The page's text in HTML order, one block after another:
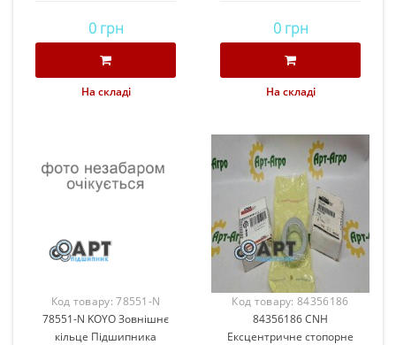
0 грн
На складі
0 грн
На складі
Код товару:78551-N
KOYO
78551-N KOYO Зовнішнє
кільце Підшипника
Код товару:84356186
CNH
84356186 CNH
Ексцентричне стопорне